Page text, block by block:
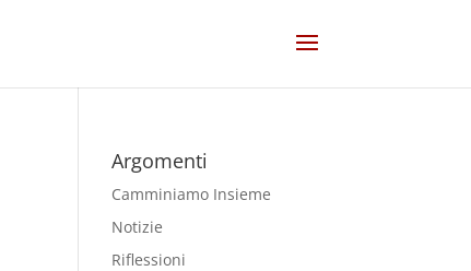
Argomenti
Camminiamo Insieme
Notizie
Riflessioni